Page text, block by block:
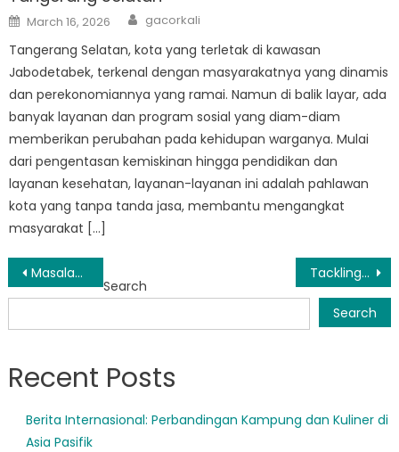
Posted
on
March 16, 2026 Author
gacorkali
Tangerang Selatan, kota yang terletak di kawasan
Jabodetabek, terkenal dengan masyarakatnya yang dinamis
dan perekonomiannya yang ramai. Namun di balik layar, ada
banyak layanan dan program sosial yang diam-diam
memberikan perubahan pada kehidupan warganya. Mulai
dari pengentasan kemiskinan hingga pendidikan dan
layanan kesehatan, layanan-layanan ini adalah pahlawan
kota yang tanpa tanda jasa, membantu mengangkat
masyarakat […]
Post
navigation
Masalah Komunitas: Inisiatif Sosial Tangsel Membuat Gelombang Tackling Social Issues Through Regulations in Tangerang Selatan
Search
Search
Recent Posts
Berita Internasional: Perbandingan Kampung dan Kuliner di
Asia Pasifik